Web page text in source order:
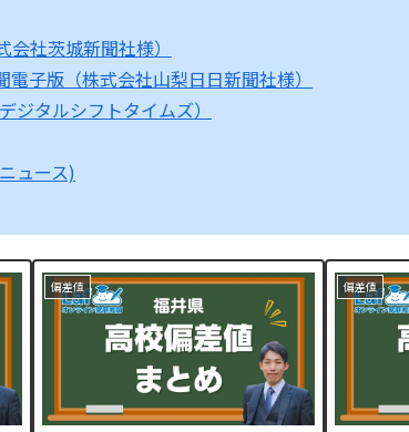
社茨城新聞社様）
子版（株式会社山梨日日新聞社様）
ジタルシフトタイムズ）
ュース)
偏差値 偏差値